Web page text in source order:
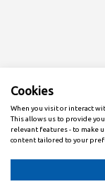
Cookies
When you visit or interact
This allows us to provide
relevant features - to make
content tailored to your